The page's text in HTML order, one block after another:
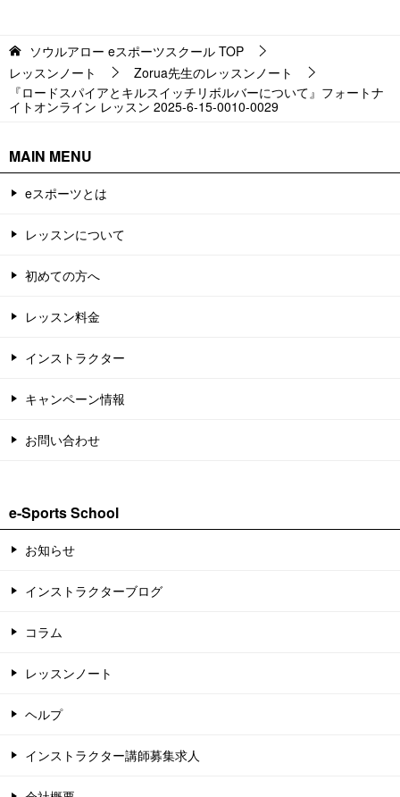
ソウルアロー eスポーツスクール TOP
レッスンノート
Zorua先生のレッスンノート
『ロードスパイアとキルスイッチリボルバーについて』フォートナ
イトオンライン レッスン 2025-6-15-0010-0029
MAIN MENU
eスポーツとは
レッスンについて
初めての方へ
レッスン料金
インストラクター
キャンペーン情報
お問い合わせ
e-Sports School
お知らせ
インストラクターブログ
コラム
レッスンノート
ヘルプ
インストラクター講師募集求人